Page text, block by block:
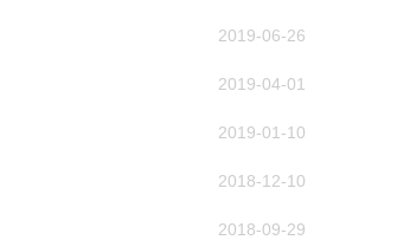
2019-06-26
2019-04-01
2019-01-10
2018-12-10
2018-09-29